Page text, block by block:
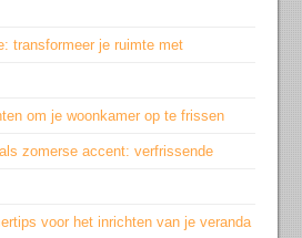
transformeer je ruimte met
om je woonkamer op te frissen
zomerse accent: verfrissende
voor het inrichten van je veranda